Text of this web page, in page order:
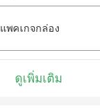
แพคเกจกล่อง
ดูเพิ่มเติม